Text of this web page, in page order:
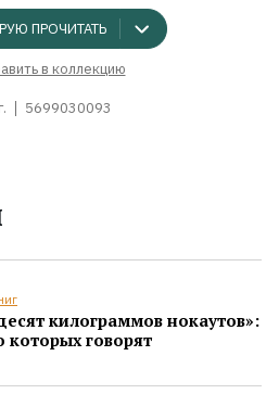
ПРОЧИТАТЬ
в коллекцию
5699030093
килограммов нокаутов»:
которых говорят